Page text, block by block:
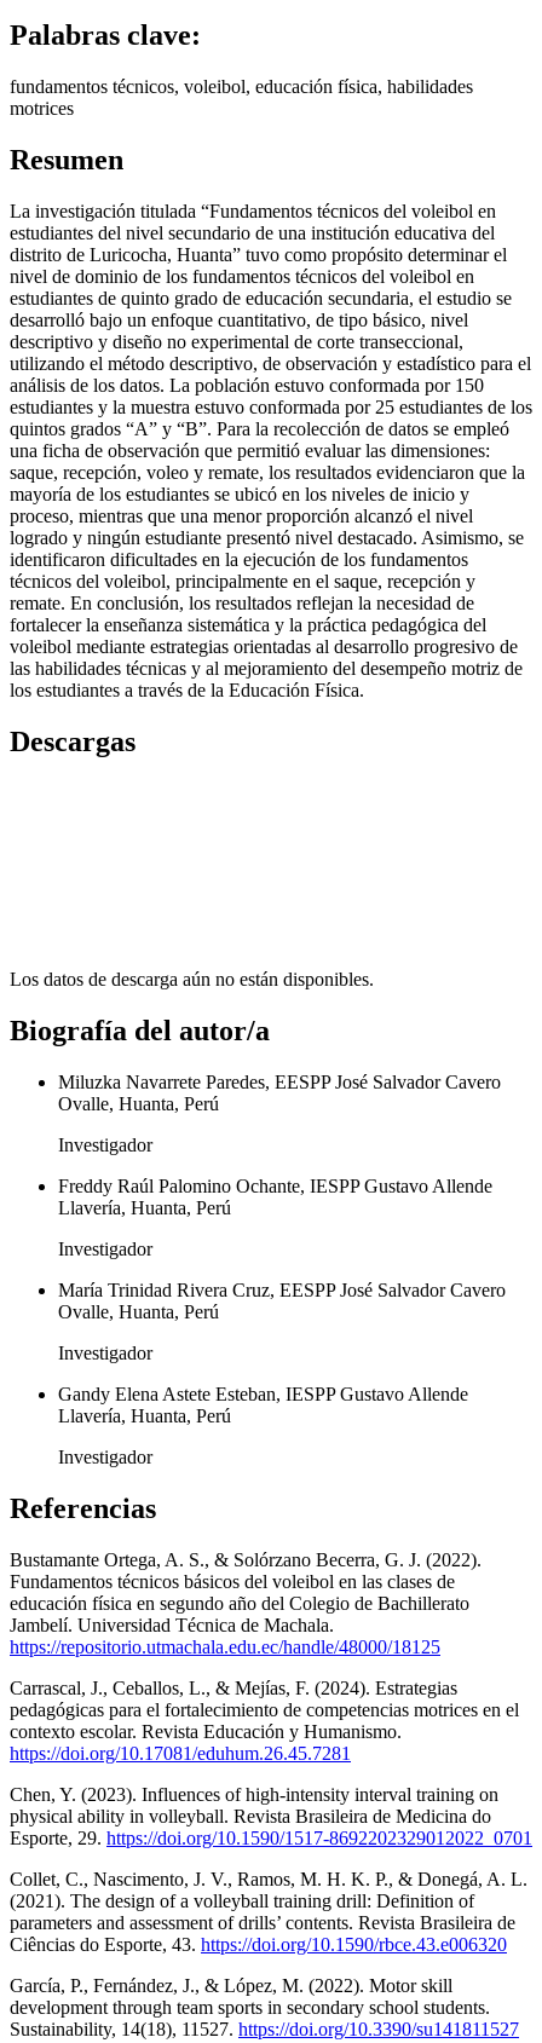
Palabras clave:
fundamentos técnicos, voleibol, educación física, habilidades
motrices
Resumen
La investigación titulada “Fundamentos técnicos del voleibol en
estudiantes del nivel secundario de una institución educativa del
distrito de Luricocha, Huanta” tuvo como propósito determinar el
nivel de dominio de los fundamentos técnicos del voleibol en
estudiantes de quinto grado de educación secundaria, el estudio se
desarrolló bajo un enfoque cuantitativo, de tipo básico, nivel
descriptivo y diseño no experimental de corte transeccional,
utilizando el método descriptivo, de observación y estadístico para el
análisis de los datos. La población estuvo conformada por 150
estudiantes y la muestra estuvo conformada por 25 estudiantes de los
quintos grados “A” y “B”. Para la recolección de datos se empleó
una ficha de observación que permitió evaluar las dimensiones:
saque, recepción, voleo y remate, los resultados evidenciaron que la
mayoría de los estudiantes se ubicó en los niveles de inicio y
proceso, mientras que una menor proporción alcanzó el nivel
logrado y ningún estudiante presentó nivel destacado. Asimismo, se
identificaron dificultades en la ejecución de los fundamentos
técnicos del voleibol, principalmente en el saque, recepción y
remate. En conclusión, los resultados reflejan la necesidad de
fortalecer la enseñanza sistemática y la práctica pedagógica del
voleibol mediante estrategias orientadas al desarrollo progresivo de
las habilidades técnicas y al mejoramiento del desempeño motriz de
los estudiantes a través de la Educación Física.
Descargas
Los datos de descarga aún no están disponibles.
Biografía del autor/a
Miluzka Navarrete Paredes, EESPP José Salvador Cavero
Ovalle, Huanta, Perú
Investigador
Freddy Raúl Palomino Ochante, IESPP Gustavo Allende
Llavería, Huanta, Perú
Investigador
María Trinidad Rivera Cruz, EESPP José Salvador Cavero
Ovalle, Huanta, Perú
Investigador
Gandy Elena Astete Esteban, IESPP Gustavo Allende
Llavería, Huanta, Perú
Investigador
Referencias
Bustamante Ortega, A. S., & Solórzano Becerra, G. J. (2022).
Fundamentos técnicos básicos del voleibol en las clases de
educación física en segundo año del Colegio de Bachillerato
Jambelí. Universidad Técnica de Machala.
https://repositorio.utmachala.edu.ec/handle/48000/18125
Carrascal, J., Ceballos, L., & Mejías, F. (2024). Estrategias
pedagógicas para el fortalecimiento de competencias motrices en el
contexto escolar. Revista Educación y Humanismo.
https://doi.org/10.17081/eduhum.26.45.7281
Chen, Y. (2023). Influences of high-intensity interval training on
physical ability in volleyball. Revista Brasileira de Medicina do
Esporte, 29. https://doi.org/10.1590/1517-8692202329012022_0701
Collet, C., Nascimento, J. V., Ramos, M. H. K. P., & Donegá, A. L.
(2021). The design of a volleyball training drill: Definition of
parameters and assessment of drills’ contents. Revista Brasileira de
Ciências do Esporte, 43. https://doi.org/10.1590/rbce.43.e006320
García, P., Fernández, J., & López, M. (2022). Motor skill
development through team sports in secondary school students.
Sustainability, 14(18), 11527. https://doi.org/10.3390/su141811527